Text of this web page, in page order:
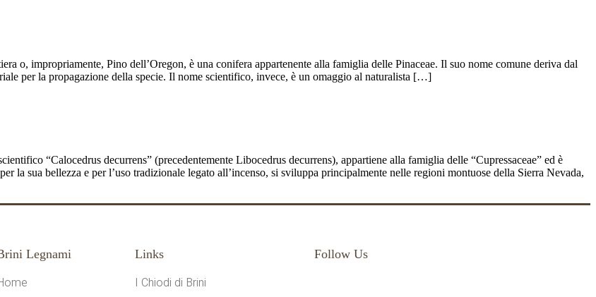
o, impropriamente, Pino dell’Oregon, è una conifera appartenente alla famiglia delle Pinaceae. Il suo nome comune deriva dal
per la propagazione della specie. Il nome scientifico, invece, è un omaggio al naturalista […]
“Calocedrus decurrens” (precedentemente Libocedrus decurrens), appartiene alla famiglia delle “Cupressaceae” ed è
la sua bellezza e per l’uso tradizionale legato all’incenso, si sviluppa principalmente nelle regioni montuose della Sierra Nevada,
Legnami Links
I Chiodi di Brini
Follow Us